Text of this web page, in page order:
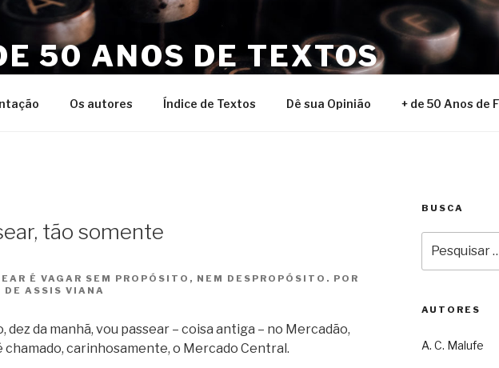
50 ANOS DE TEXTOS
Os autores Índice de Textos Dê sua Opinião + de 50 Anos de
tão somente
É VAGAR SEM PROPÓSITO, NEM DESPROPÓSITO. POR
DE ASSIS VIANA
dez da manhã, vou passear – coisa antiga – no Mercadão,
chamado, carinhosamente, o Mercado Central.
BUSCA
por:
AUTORES
A. C. Malufe